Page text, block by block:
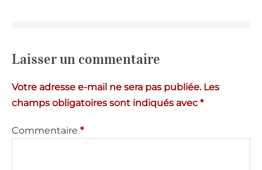
Laisser un commentaire
Votre adresse e-mail ne sera pas publiée. Les
champs obligatoires sont indiqués avec *
Commentaire *